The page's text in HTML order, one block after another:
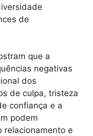
de
que a
negativas
dos
de culpa, tristeza
confiança e a
podem
relacionamento e